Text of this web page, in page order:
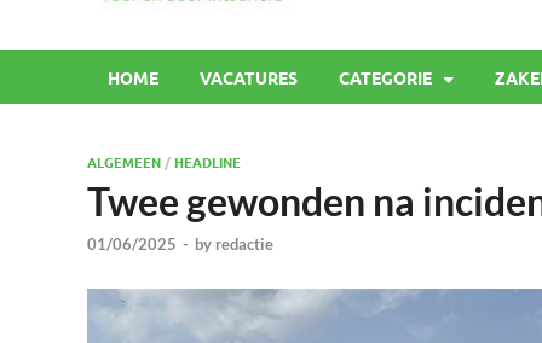
HOME VACATURES CATEGORIE
ALGEMEEN / HEADLINE
Twee gewonden na
01/06/2025 - by redactie